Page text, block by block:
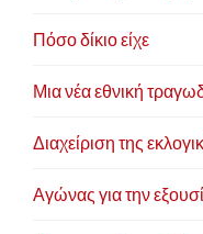
Πόσο δίκιο είχε
Μια νέα εθνική
Διαχείριση της
Αγώνας για την